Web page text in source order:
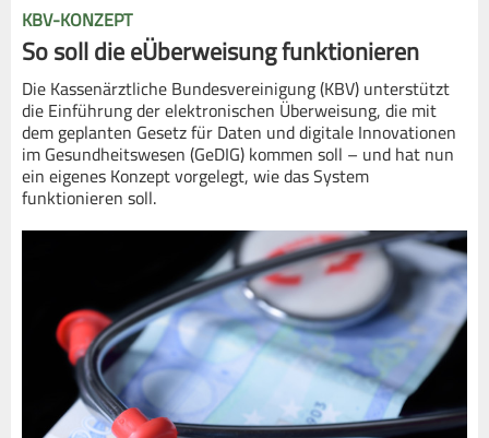
KBV-KONZEPT
So soll die eÜberweisung funktionieren
Die Kassenärztliche Bundesvereinigung (KBV) unterstützt
die Einführung der elektronischen Überweisung, die mit
dem geplanten Gesetz für Daten und digitale Innovationen
im Gesundheitswesen (GeDIG) kommen soll – und hat nun
ein eigenes Konzept vorgelegt, wie das System
funktionieren soll.